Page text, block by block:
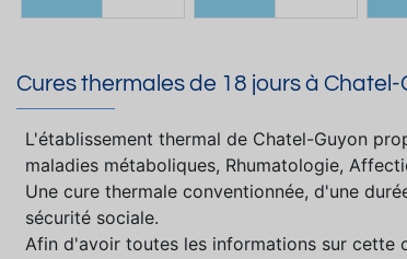
Cures thermales de 18 jours à Chatel-
L'établissement thermal de Chatel-Guyon
maladies métaboliques, Rhumatologie,
Une cure thermale conventionnée, d'une
sécurité sociale.
Afin d'avoir toutes les informations sur cette